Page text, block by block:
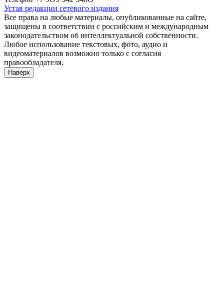
Устав редакции сетевого издания
Все права на любые материалы, опубликованные на сайте,
защищены в соответствии с российским и международным
законодательством об интеллектуальной собственности.
Любое использование текстовых, фото, аудио и
видеоматериалов возможно только с согласия
правообладателя.
Наверх